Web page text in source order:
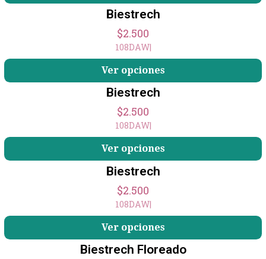
Biestrech
$2.500
108DAW|
Ver opciones
Biestrech
$2.500
108DAW|
Ver opciones
Biestrech
$2.500
108DAW|
Ver opciones
Biestrech Floreado